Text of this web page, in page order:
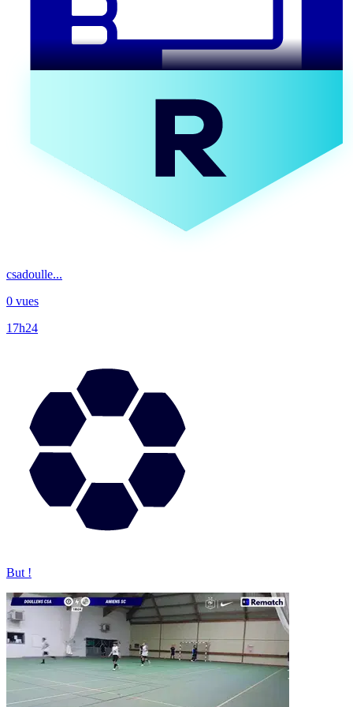
csadoulle...
0 vues
17h24
But !